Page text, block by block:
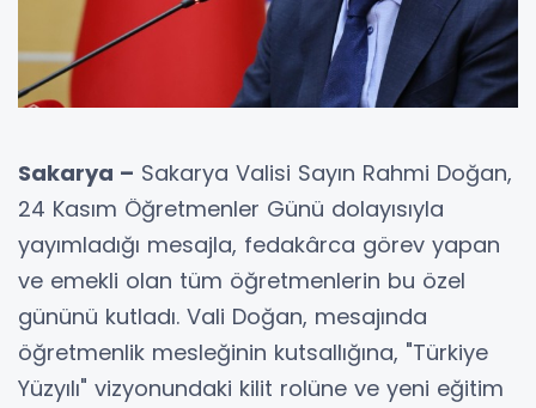
Sakarya – Sakarya Valisi Sayın Rahmi Doğan,
24 Kasım Öğretmenler Günü dolayısıyla
yayımladığı mesajla, fedakârca görev yapan
ve emekli olan tüm öğretmenlerin bu özel
gününü kutladı. Vali Doğan, mesajında
öğretmenlik mesleğinin kutsallığına, "Türkiye
Yüzyılı" vizyonundaki kilit rolüne ve yeni eğitim